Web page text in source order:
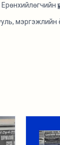
мэргэжлийн